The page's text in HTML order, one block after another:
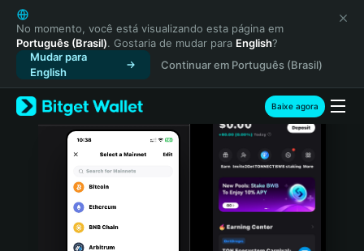
English
日本語
Tiếng Việt
Русский
Español (Latinoamérica)
Türkçe
Italiano
Português (Portugal)
Bahasa Indonesia
No momento, você está visualizando esta página em
Português (Brasil). Gostaria de mudar para English?
Mudar para
English
Continuar em Português (Brasil)
Baixe agora